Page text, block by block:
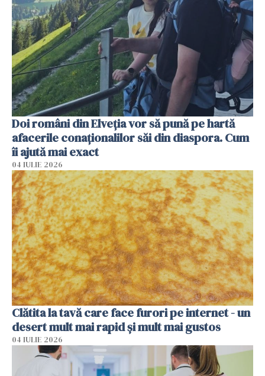
Doi români din Elveția vor să pună pe hartă
afacerile conaționalilor săi din diaspora. Cum
îi ajută mai exact
04 IULIE 2026
Clătita la tavă care face furori pe internet - un
desert mult mai rapid și mult mai gustos
04 IULIE 2026